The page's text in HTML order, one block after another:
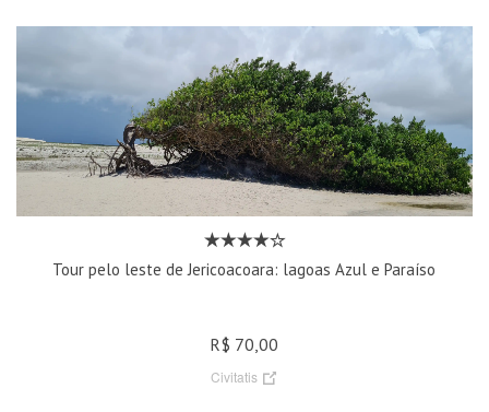
Tour pelo leste de Jericoacoara: lagoas Azul e Paraíso
R$ 70,00
Civitatis